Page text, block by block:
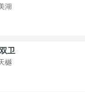
湖
卫
樾